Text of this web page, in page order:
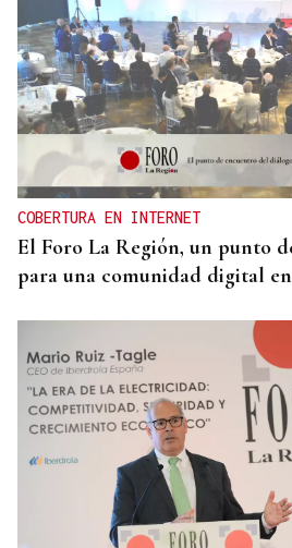
COBERTURA EN INTERNET
El Foro La Región, un punto
para una comunidad digital